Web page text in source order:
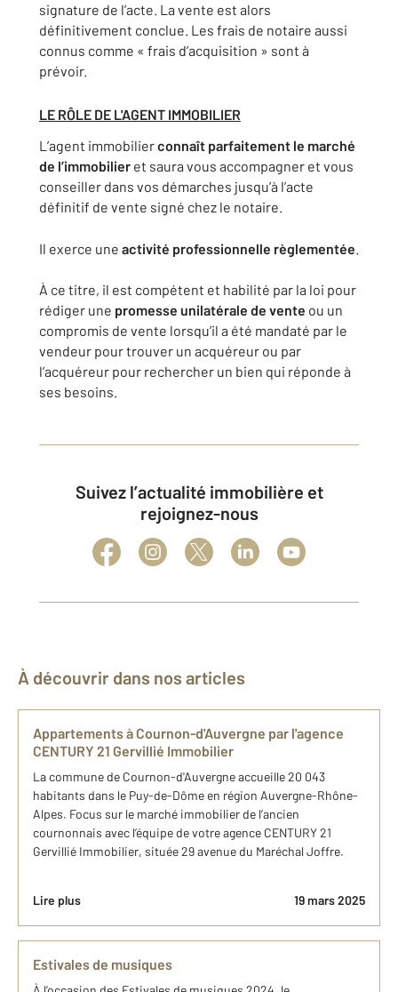
signature de l’acte. La vente est alors
définitivement conclue. Les frais de notaire aussi
connus comme « frais d’acquisition » sont à
prévoir.
LE RÔLE DE L'AGENT IMMOBILIER
L’agent immobilierconnaît parfaitement le marché
de l’immobilier et saura vous accompagner et vous
conseiller dans vos démarches jusqu’à l’acte
définitif de vente signé chez le notaire.
Il exerce une activité professionnelle règlementée.
À ce titre, il est compétent et habilité par la loi pour
rédiger une promesse unilatérale de vente ou un
compromis de vente lorsqu’il a été mandaté par le
vendeur pour trouver un acquéreur ou par
l’acquéreur pour rechercher un bien qui réponde à
ses besoins.
Suivez l’actualité immobilière et
rejoignez-nous
À découvrir dans nos articles
Appartements à Cournon-d'Auvergne par l'agence
CENTURY 21 Gervillié Immobilier
La commune de Cournon-d'Auvergne accueille 20 043
habitants dans le Puy-de-Dôme en région Auvergne-Rhône-
Alpes. Focus sur le marché immobilier de l’ancien
cournonnais avec l’équipe de votre agence CENTURY 21
Gervillié Immobilier, située 29 avenue du Maréchal Joffre.
Lire plus 19 mars 2025
Estivales de musiques